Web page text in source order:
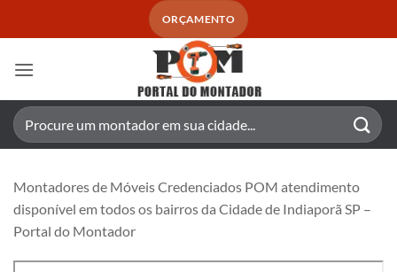
ORÇAMENTO
Pesquisar
por:
Montadores de Móveis Credenciados POM atendimento
disponível em todos os bairros da Cidade de Indiaporã SP –
Portal do Montador